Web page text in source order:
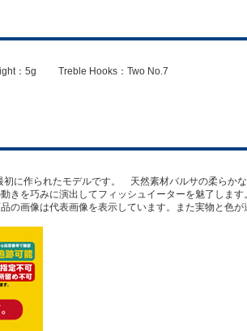
：5g Treble Hooks：Two No.7
初に作られたモデルです。 天然素材バルサの柔ら
きを巧みに演出してフィッシュイーターを魅了しま
画像は代表画像を表示しています。また実物と色が